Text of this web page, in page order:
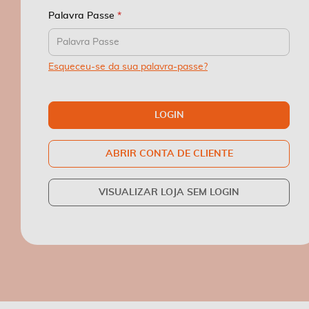
Palavra Passe
Esqueceu-se da sua palavra-passe?
LOGIN
ABRIR CONTA DE CLIENTE
VISUALIZAR LOJA SEM LOGIN